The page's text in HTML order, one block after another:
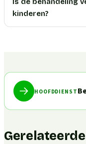
kinderen?
HOOFDDIENST
Gerelateerde